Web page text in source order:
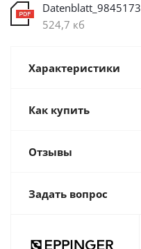
Datenblatt_9845173
524,7 кб
Характеристики
Как купить
Отзывы
Задать вопрос